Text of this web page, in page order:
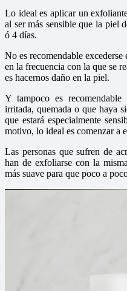
Lo ideal es aplicar un
al ser más sensible que la piel
ó 4 días.
No es recomendable
en la frecuencia con la que se
es hacernos daño en la piel.
Y tampoco es
irritada, quemada o que haya
que estará especialmente
motivo, lo ideal es comenzar a
Las personas que sufren de
han de exfoliarse con la
más suave para que poco a